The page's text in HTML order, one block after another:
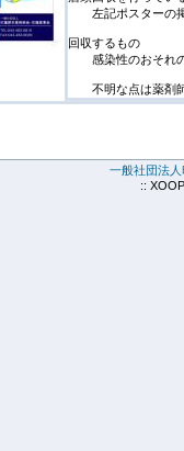
左記ポスターの掲
回収するもの
感染性のおそれ
不明な点は薬剤師
一般社団法
::